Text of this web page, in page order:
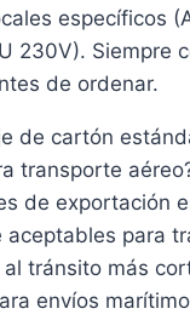
específicos
230V). Siempre
de ordenar.
de cartón
transporte
de exportación
aceptables para
tránsito más
envíos